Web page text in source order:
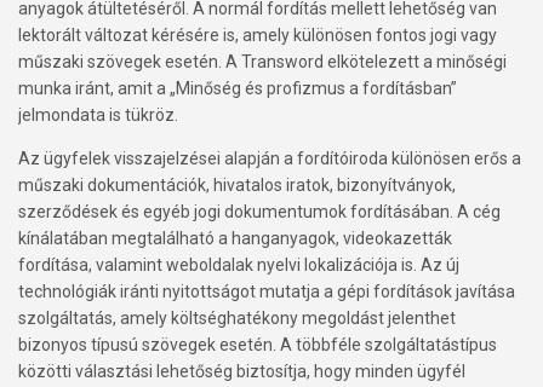
anyagok átültetéséről. A normál fordítás mellett lehetőség van
lektorált változat kérésére is, amely különösen fontos jogi vagy
műszaki szövegek esetén. A Transword elkötelezett a minőségi
munka iránt, amit a „Minőség és profizmus a fordításban”
jelmondata is tükröz.
Az ügyfelek visszajelzései alapján a fordítóiroda különösen erős a
műszaki dokumentációk, hivatalos iratok, bizonyítványok,
szerződések és egyéb jogi dokumentumok fordításában. A cég
kínálatában megtalálható a hanganyagok, videokazetták
fordítása, valamint weboldalak nyelvi lokalizációja is. Az új
technológiák iránti nyitottságot mutatja a gépi fordítások javítása
szolgáltatás, amely költséghatékony megoldást jelenthet
bizonyos típusú szövegek esetén. A többféle szolgáltatástípus
közötti választási lehetőség biztosítja, hogy minden ügyfél